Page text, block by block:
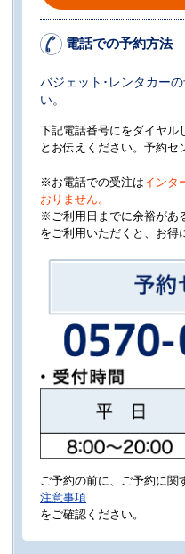
電話での予約方法
バジェット･レンタカー
い。
下記電話番号にをダイヤル
とお伝えください。予約セ
※お電話での受注はインタ
おりません。
※ご利用日までに余裕があ
をご利用いただくと、お得
ご予約の前に、ご予約に関
注意事項
をご確認ください。